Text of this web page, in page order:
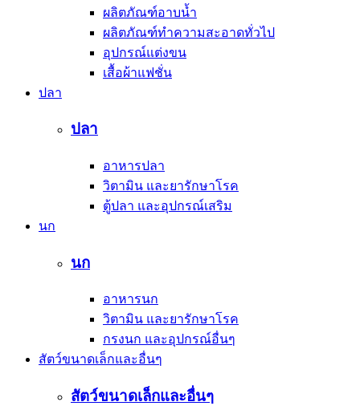
ผลิตภัณฑ์อาบน้ำ
ผลิตภัณฑ์ทำความสะอาดทั่วไป
อุปกรณ์แต่งขน
เสื้อผ้าแฟชั่น
ปลา
ปลา
อาหารปลา
วิตามิน และยารักษาโรค
ตู้ปลา และอุปกรณ์เสริม
นก
นก
อาหารนก
วิตามิน และยารักษาโรค
กรงนก และอุปกรณ์อื่นๆ
สัตว์ขนาดเล็กและอื่นๆ
สัตว์ขนาดเล็กและอื่นๆ